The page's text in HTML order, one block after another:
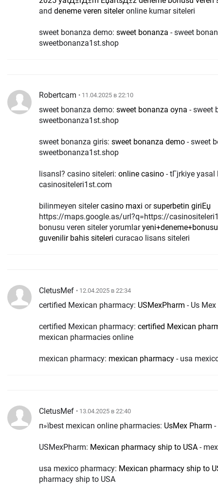
and deneme veren siteleronline kumar siteleri
sweet bonanza demo: sweet bonanza - sweet
sweetbonanza1st.shop
Robertcam • 11.04.2025 в 22:10
sweet bonanza demo: sweet bonanza oyna - sweet
sweetbonanza1st.shop
sweet bonanza giris: sweet bonanza demo - sweet
sweetbonanza1st.shop
lisansl? casino siteleri: online casino - tГјrkiye
casinositeleri1st.com
bilinmeyen sitelercasino maxi orsuperbetin giriЕџ
https://maps.google.as/url?q=https://
bonusu veren siteler yorumlaryeni+deneme+bonusu
guvenilir bahis siteleri curacao lisans siteleri
CletusMef • 12.04.2025 в 22:34
certified Mexican pharmacy: USMexPharm - Us
certified Mexican pharmacy: certified Mexican
mexican pharmacies online
mexican pharmacy: mexican pharmacy - usa
CletusMef • 13.04.2025 в 22:40
п»їbest mexican online pharmacies: UsMex Pharm
USMexPharm: Mexican pharmacy ship to USA -
usa mexico pharmacy: Mexican pharmacy ship to
pharmacy ship to USA